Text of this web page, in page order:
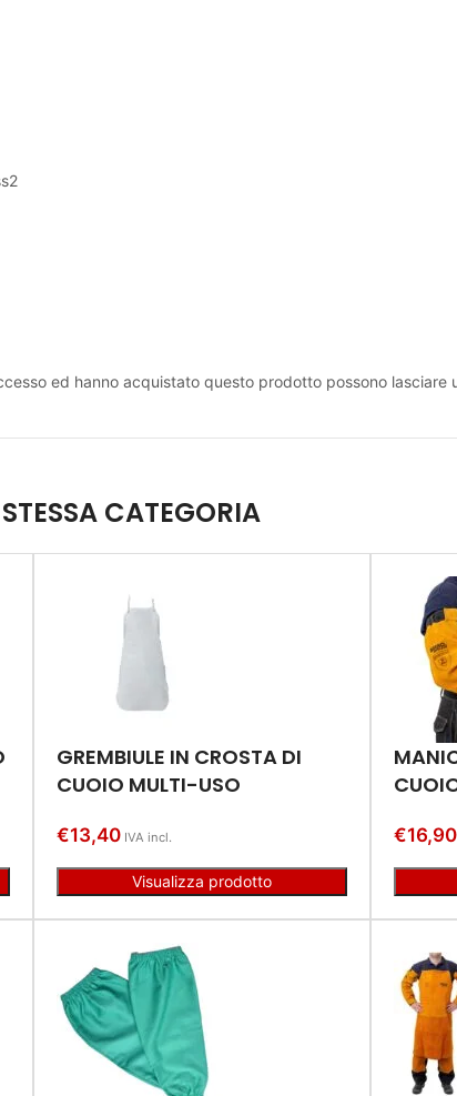
ed hanno acquistato questo prodotto possono lasciare
CATEGORIA
GREMBIULE IN CROSTA DI
CUOIO MULTI-USO
€13,40 IVA incl.
Visualizza prodotto
€16,90